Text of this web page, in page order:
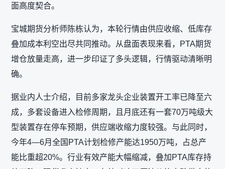
面高度契合。
宝城期货分析师陈栋认为，本轮行情由供应收缩、低库存
叠加成本利空出尽共同推动。从盘面表现来看，PTA期货
增仓放量走高，进一步印证了多头逻辑，行情驱动清晰明
确。
据业内人士介绍，目前多家龙头企业装置开工率已降至六
成，多套设备进入检修周期，且月底还有一套70万吨级大
型装置存在停车预期，供应端收缩力度较强。与此同时，
今年4—6月全国PTA计划检修产能达1950万吨，占总产
能比重超20%。行业有效产能大幅缩减，叠加PTA库存持